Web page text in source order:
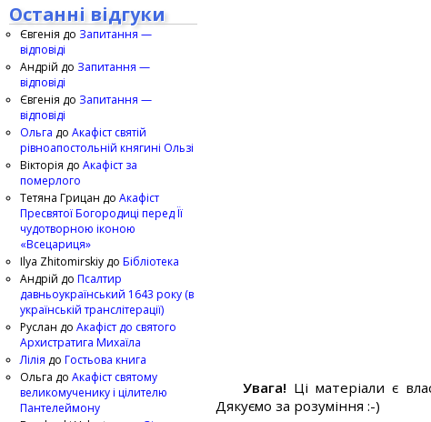
Увага! Ці матеріали є
Дякуємо за розуміння :-)
Останні відгуки
Євгенія до Запитання —
відповіді
Андрій до Запитання —
відповіді
Євгенія до Запитання —
відповіді
Ольга до Акафіст святій
рівноапостольній княгині Ользі
Вікторія до Акафіст за
померлого
Тетяна Грицан до Акафіст
Пресвятої Богородиці перед Її
чудотворною іконою
«Всецариця»
Ilya Zhitomirskiy до Бібліотека
Андрій до Псалтир
давньоукраїнський 1643 року (в
українській транслітерації)
Руслан до Акафіст до святого
Архистратига Михаїла
Лілія до Гостьова книга
Ольга до Акафіст святому
великомученику і цілителю
Пантелеймону